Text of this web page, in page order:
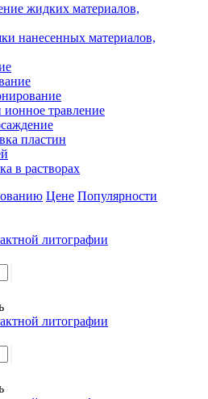
жидких материалов,
нанесенных материалов,
травление
пластин
в растворах
Цене Популярности
литографии
литографии